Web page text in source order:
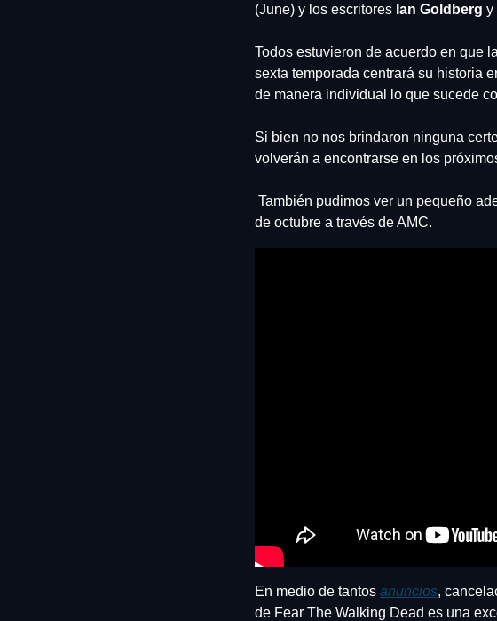
(June) y los escritores Ian Goldberg y
Todos estuvieron de acuerdo en que
sexta temporada centrará su historia
de manera individual lo que sucede
Si bien no nos brindaron ninguna
volverán a encontrarse en los
de octubre a través de AMC.
En medio de tantos anuncios,
de Fear The Walking Dead es una